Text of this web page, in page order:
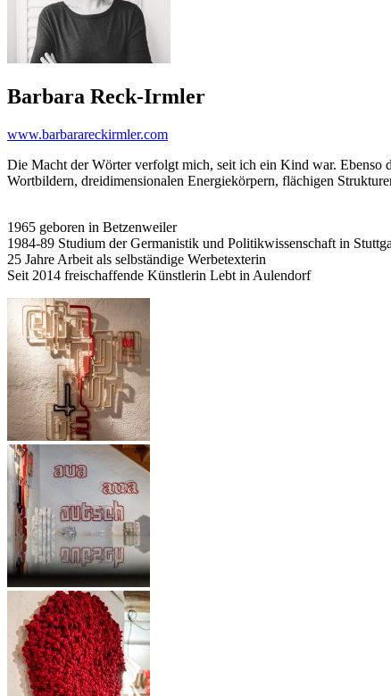
Barbara Reck-Irmler
www.barbarareckirmler.com
Die Macht der Wörter verfolgt mich, seit ich ein Kind war. Ebenso
Wortbildern, dreidimensionalen Energiekörpern, flächigen
1965 geboren in Betzenweiler
1984-89 Studium der Germanistik und Politikwissenschaft in
25 Jahre Arbeit als selbständige Werbetexterin
Seit 2014 freischaffende Künstlerin Lebt in Aulendorf